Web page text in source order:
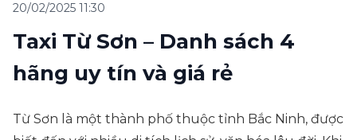
20/02/2025 11:30
Taxi Từ Sơn – Danh sách 4
hãng uy tín và giá rẻ
Từ Sơn là một thành phố thuộc tỉnh Bắc Ninh, được